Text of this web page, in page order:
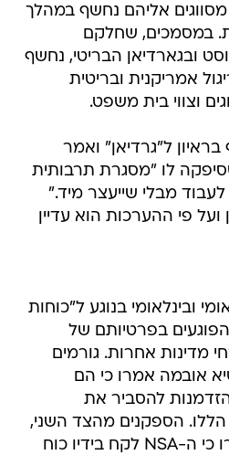
אליהם נחשף במהלך
במסמכים, שחלקם
ובגארדיאן הבריטי, נחשף
אמריקנית ובריטית
וצווי בית משפט.
ה-29 נחשף בראיון ל"גרדיאן" ואמר
לו "מסגרת תרבותית
מבלי שייעצר מיד."
פי ההערכות הוא עדיין
ובינלאומי בנוגע ל"כוחות
החשאיים" של ה-NSA הפוגעים בפרטיותם של
מדינות אחרות. גורמים
אובמה אמרו כי הם
להסביר את
הספקנים מהצד השני,
בהם חברי קונגרס, אמרו כי ה-NSA לקח בידיו כוח